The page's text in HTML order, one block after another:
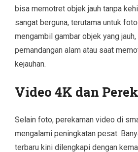
bisa memotret objek jauh tanpa
sangat berguna, terutama untuk
mengambil gambar objek yang
pemandangan alam atau saat
kejauhan.
Video 4K dan
Selain foto, perekaman video di
mengalami peningkatan pesat.
terbaru kini dilengkapi dengan